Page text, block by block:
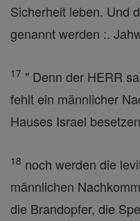
Sicherheit leben. Und
genannt werden :.
17 " Denn der HERR
fehlt ein männlicher
Hauses Israel
18 noch werden die
männlichen
die Brandopfer, die